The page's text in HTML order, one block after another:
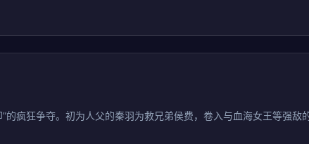
的疯狂争夺。初为人父的秦羽为救兄弟侯费，卷入与血海女王等强